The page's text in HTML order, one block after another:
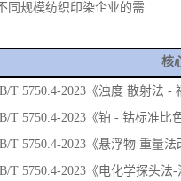
同规模纺织印染企业的需
核
T 5750.4-2023《浊度 散射法
T 5750.4-2023《铂 - 钴标准比
T 5750.4-2023《悬浮物 重量法
T 5750.4-2023《电化学探头法